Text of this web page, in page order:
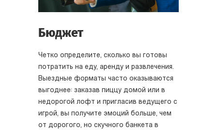
Бюджет
Четко определите, сколько вы готовы
потратить на еду, аренду и развлечения.
Выездные форматы часто оказываются
выгоднее: заказав пиццу домой или в
недорогой лофт и пригласив ведущего с
игрой, вы получите эмоций больше, чем
от дорогого, но скучного банкета в